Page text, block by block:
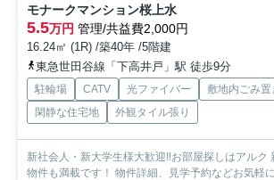
モナークマンション桜上水
5.5万円 管理/共益費2,000円
16.24㎡ (1R) /築40年 /5階建
東急世田谷線「下高井戸」駅 徒歩9分
駐輪場 CATV 光ファイバー
敷地内ごみ置
閑静な住宅地
外観タイル張り
新社会人・新大学生様大歓迎‼お部屋探しはアルク
物件も満載です！ 物件詳細、見学予約などお気軽